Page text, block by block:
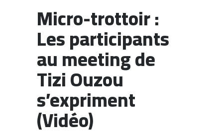
Micro-trottoir :
Les participants
au meeting de
Tizi Ouzou
s’expriment
(Vidéo)